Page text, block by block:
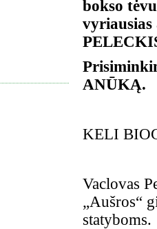
bokso
ANŪKĄ.
KELI
Vaclovas
„Aušros“
statyboms.